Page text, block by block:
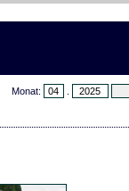
Monat: